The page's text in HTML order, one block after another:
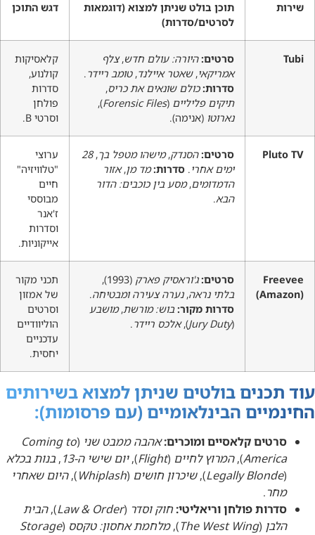
שירות
תוכן בולט שניתן למצוא (דוגמאות
לסרטים/סדרות)
דגש התוכן
Tubi סרטים: היורה: עולם חדש,צלף
אמריקאי,שאטר איילנד,טומב ריידר.
סדרות: כולם שונאים את כריס,
תיקים פליליים (
Forensic Files
),
נארוטו (אנימה).
קלאסיקות
קולנוע,
סדרות
פולחן
וסרטי B.
Pluto TV סרטים: הסנדק,מישהו מטפל בך,
28
ימים אחרי. סדרות: מד מן,אזור
הדמדומים,מסע בין כוכבים: הדור
הבא.
ערוצי
"טלוויזיה"
חיים
מבוססי
ז'אנר
וסדרות
אייקוניות.
Freevee
(Amazon)
סרטים: ג'וראסיק פארק (1993),
בלתי נראה,נערה צעירה ומבטיחה.
סדרות מקור: בוש: מורשת,מושבע
(
Jury Duty
),אלכס ריידר.
תכני מקור
של אמזון
וסרטים
הוליוודיים
עדכניים
יחסית.
עוד תכנים בולטים שניתן למצוא בשירותים
החינמיים הבינלאומיים (עם פרסומות):
סרטים קלאסיים ומוכרים: אהבה ממבט שני (
Coming to
America
),המרוץ לחיים (
Flight
),יום שישי ה-13 , בנות בכלא
(
Legally Blonde
),שיכרון חושים (
Whiplash
),היום שאחרי
מחר.
סדרות פולחן וריאליטי: חוק וסדר (
Law & Order
),הבית
הלבן (
The West Wing
),מלחמת אחסון: טקסס (
Storage